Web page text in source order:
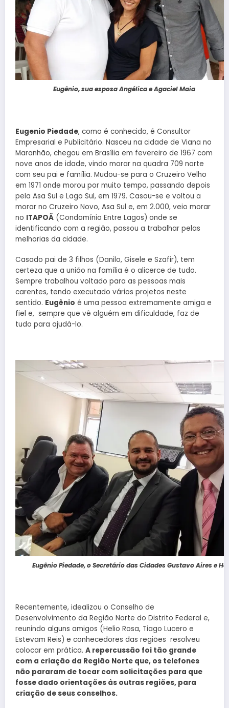
Eugênio, sua esposa Angélica e Agaciel Maia
Eugenio Piedade, como é conhecido, é Consultor
Empresarial e Publicitário. Nasceu na cidade de Viana no
Maranhão, chegou em Brasília em fevereiro de 1967 com
nove anos de idade, vindo morar na quadra 709 norte
com seu pai e família. Mudou-se para o Cruzeiro Velho
em 1971 onde morou por muito tempo, passando depois
pela Asa Sul e Lago Sul, em 1979. Casou-se e voltou a
morar no Cruzeiro Novo, Asa Sul e, em 2.000, veio morar
no ITAPOÃ (Condomínio Entre Lagos) onde se
identificando com a região, passou a trabalhar pelas
melhorias da cidade.
Casado pai de 3 filhos (Danilo, Gisele e Szafir), tem
certeza que a união na família é o alicerce de tudo.
Sempre trabalhou voltado para as pessoas mais
carentes, tendo executado vários projetos neste
sentido. Eugênio é uma pessoa extremamente amiga e
fiel e, sempre que vê alguém em dificuldade, faz de
tudo para ajudá-lo.
Eugênio Piedade, o Secretário das Cidades Gustavo Aires e
Recentemente, idealizou o Conselho de
Desenvolvimento da Região Norte do Distrito Federal e,
reunindo alguns amigos (Helio Rosa, Tiago Lucero e
Estevam Reis) e conhecedores das regiões resolveu
colocar em prática. A repercussão foi tão grande
com a criação da Região Norte que, os telefones
não pararam de tocar com solicitações para que
fosse dado orientações às outras regiões, para
criação de seus conselhos.